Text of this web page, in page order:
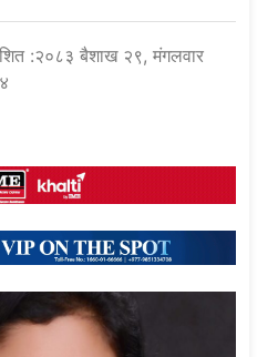
:२०८३ बैशाख २९, मंगलवार